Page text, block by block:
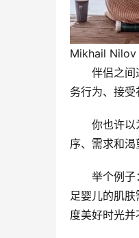
Mikhail
伴侣之间
务行为、接受
你也许以
序、需求和渴
举个例子
足婴儿的肌
度美好时光